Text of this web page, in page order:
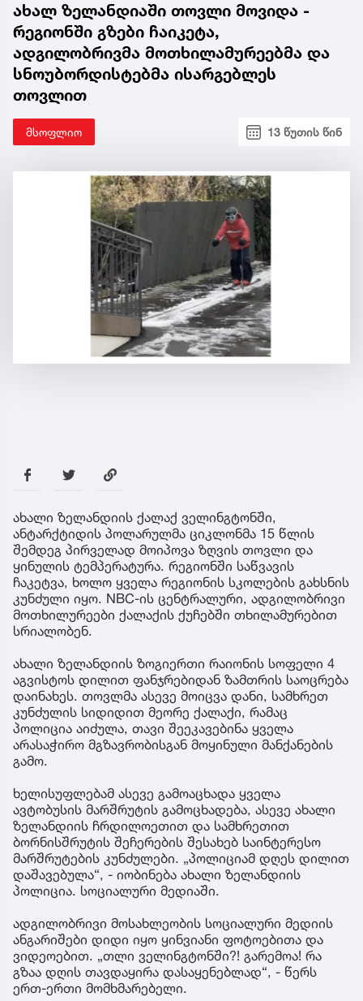
ახალ ზელანდიაში თოვლი მოვიდა -
რეგიონში გზები ჩაიკეტა,
ადგილობრივმა მოთხილამურეებმა და
სნოუბორდისტებმა ისარგებლეს
თოვლით
მსოფლიო 13 წუთის წინ
ახალი ზელანდიის ქალაქ ველინგტონში,
ანტარქტიდის პოლარულმა ციკლონმა 15 წლის
შემდეგ პირველად მოიპოვა ზღვის თოვლი და
ყინულის ტემპერატურა. რეგიონში საწვავის
ჩაკეტვა, ხოლო ყველა რეგიონის სკოლების გახსნის
კუნძული იყო. NBC-ის ცენტრალური, ადგილობრივი
მოთხილურეები ქალაქის ქუჩებში თხილამურებით
სრიალობენ.
ახალი ზელანდიის ზოგიერთი რაიონის სოფელი 4
აგვისტოს დილით ფანჯრებიდან ზამთრის საოცრება
დაინახეს. თოვლმა ასევე მოიცვა დანი, სამხრეთ
კუნძულის სიდიდით მეორე ქალაქი, რამაც
პოლიცია აიძულა, თავი შეეკავებინა ყველა
არასაჭირო მგზავრობისგან მოყინული მანქანების
გამო.
ხელისუფლებამ ასევე გამოაცხადა ყველა
ავტობუსის მარშრუტის გამოცხადება, ასევე ახალი
ზელანდიის ჩრდილოეთით და სამხრეთით
ბორნისშრუტის შეჩერების შესახებ საინტერესო
მარშრუტების კუნძულები. „პოლიციამ დღეს დილით
დაშავებულა“, - იობინება ახალი ზელანდიის
პოლიცია. სოციალური მედიაში.
ადგილობრივი მოსახლეობის სოციალური მედიის
ანგარიშები დიდი იყო ყინვიანი ფოტოებითა და
ვიდეოებით. „თლი ველინგტონში?! გარემოა! რა
გზაა დღის თავდაყირა დასაყენებლად“, - წერს
ერთ-ერთი მომხმარებელი.